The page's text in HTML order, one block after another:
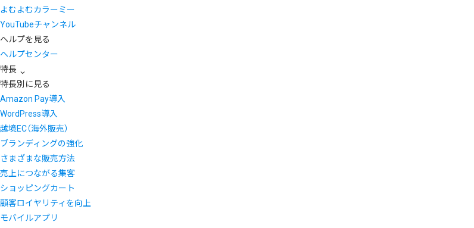
よむよむカラーミー
YouTubeチャンネル
ヘルプを見る
ヘルプセンター
特長
特長別に見る
Amazon Pay導入
WordPress導入
越境EC（海外販売）
ブランディングの強化
さまざまな販売方法
売上につながる集客
ショッピングカート
顧客ロイヤリティを向上
モバイルアプリ